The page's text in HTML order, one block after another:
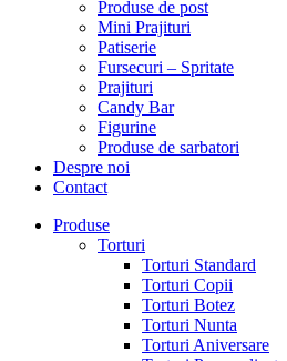
Produse de post
Mini Prajituri
Patiserie
Fursecuri – Spritate
Prajituri
Candy Bar
Figurine
Produse de sarbatori
Despre noi
Contact
Produse
Torturi
Torturi Standard
Torturi Copii
Torturi Botez
Torturi Nunta
Torturi Aniversare